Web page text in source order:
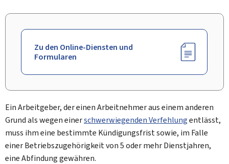
Zu den Online-Diensten und
Formularen
Ein Arbeitgeber, der einen Arbeitnehmer aus einem anderen
Grund als wegen einerschwerwiegenden Verfehlungentlässt,
muss ihm eine bestimmte Kündigungsfrist sowie, im Falle
einer Betriebszugehörigkeit von 5 oder mehr Dienstjahren,
eine Abfindung gewähren.